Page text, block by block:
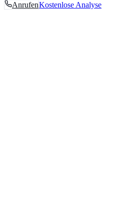
AnrufenKostenlose Analyse